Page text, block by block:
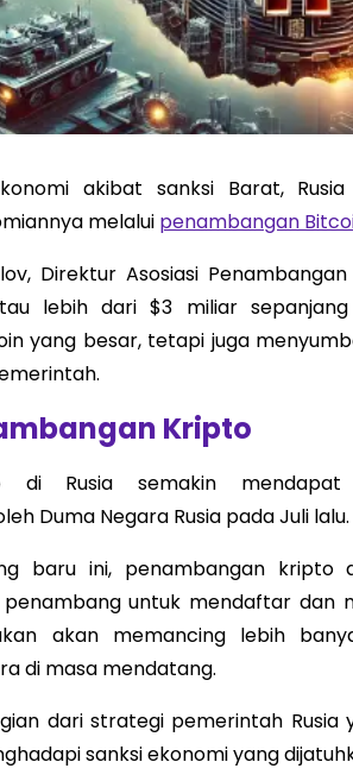
akibat sanksi Barat,
melalui penambangan
Direktur Asosiasi
lebih dari $3 miliar
yang besar, tetapi juga
Kripto
di Rusia semakin
Duma Negara Rusia pada Juli lalu.
baru ini, penambangan kripto
untuk mendaftar dan
akan memancing lebih
di masa mendatang.
dari strategi pemerintah
sanksi ekonomi yang